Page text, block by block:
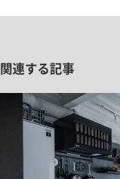
関連する記事